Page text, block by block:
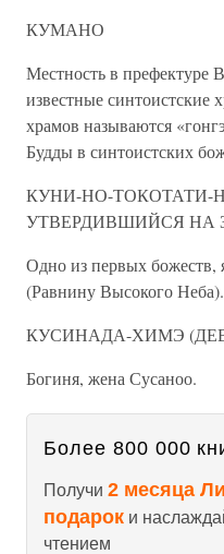
КУМАНО
Местность в префектуре
известные синтоистские
храмов называются
Будды в синтоистских
КУНИ-НО-ТОКОТАТИ-
УТВЕРДИВШИЙСЯ НА
Одно из первых божеств,
(Равнину Высокого Неба).
КУСИНАДА-ХИМЭ
Богиня, жена Сусаноо.
Более 800 000
Получи 2 месяца
подарок и
чтением